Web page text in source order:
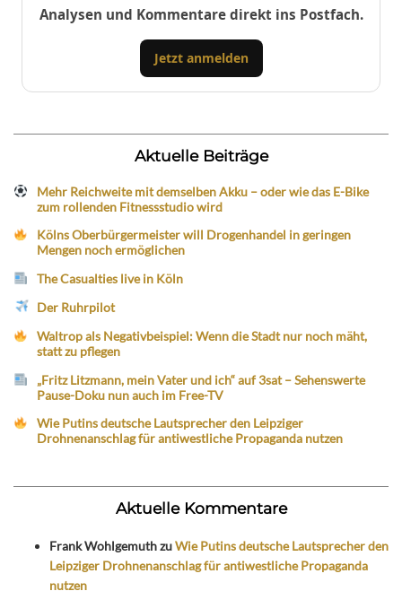
Analysen und Kommentare direkt ins Postfach.
Jetzt anmelden
Aktuelle Beiträge
Mehr Reichweite mit demselben Akku – oder wie das E-Bike
zum rollenden Fitnessstudio wird
Kölns Oberbürgermeister will Drogenhandel in geringen
Mengen noch ermöglichen
The Casualties live in Köln
Der Ruhrpilot
Waltrop als Negativbeispiel: Wenn die Stadt nur noch mäht,
statt zu pflegen
„Fritz Litzmann, mein Vater und ich“ auf 3sat – Sehenswerte
Pause-Doku nun auch im Free-TV
Wie Putins deutsche Lautsprecher den Leipziger
Drohnenanschlag für antiwestliche Propaganda nutzen
Aktuelle Kommentare
Frank WohlgemuthzuWie Putins deutsche Lautsprecher den
Leipziger Drohnenanschlag für antiwestliche Propaganda
nutzen